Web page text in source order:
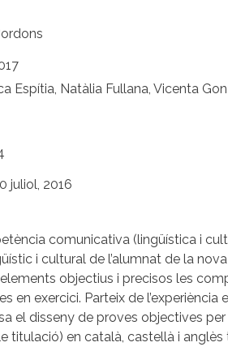
Espítia, Natàlia Fullana, Vicenta
juliol, 2016
comunicativa (lingüística i
i cultural de l’alumnat de la
objectius i precisos les
en exercici. Parteix de
el disseny de proves objectives
titulació) en català, castellà i anglès